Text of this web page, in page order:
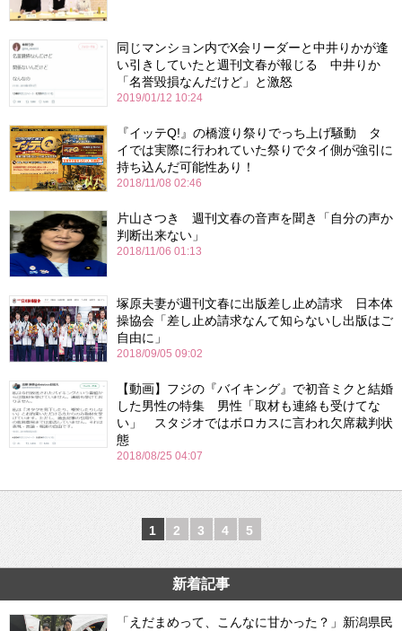
同じマンション内でX会リーダーと中井りかが逢
い引きしていたと週刊文春が報じる 中井りか
「名誉毀損なんだけど」と激怒
2019/01/12 10:24
『イッテQ!』の橋渡り祭りでっち上げ騒動 タ
イでは実際に行われていた祭りでタイ側が強引に
持ち込んだ可能性あり！
2018/11/08 02:46
片山さつき 週刊文春の音声を聞き「自分の声か
判断出来ない」
2018/11/06 01:13
塚原夫妻が週刊文春に出版差し止め請求 日本体
操協会「差し止め請求なんて知らないし出版はご
自由に」
2018/09/05 09:02
【動画】フジの『バイキング』で初音ミクと結婚
した男性の特集 男性「取材も連絡も受けてな
い」 スタジオではボロカスに言われ欠席裁判状
態
2018/08/25 04:07
1 2 3 4 5
新着記事
「えだまめって、こんなに甘かった？」新潟県民